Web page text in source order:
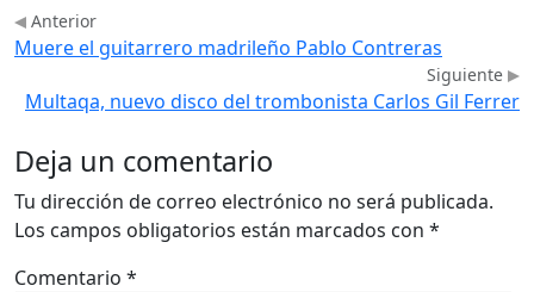
Anterior
Muere el guitarrero madrileño Pablo Contreras
Siguiente
Multaqa, nuevo disco del trombonista Carlos Gil Ferrer
Deja un comentario
Tu dirección de correo electrónico no será publicada.
Los campos obligatorios están marcados con *
Comentario *